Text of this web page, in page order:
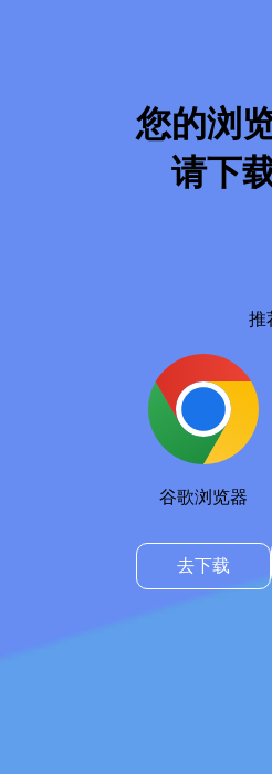
您的浏
请下
推
谷歌浏览器
去下载